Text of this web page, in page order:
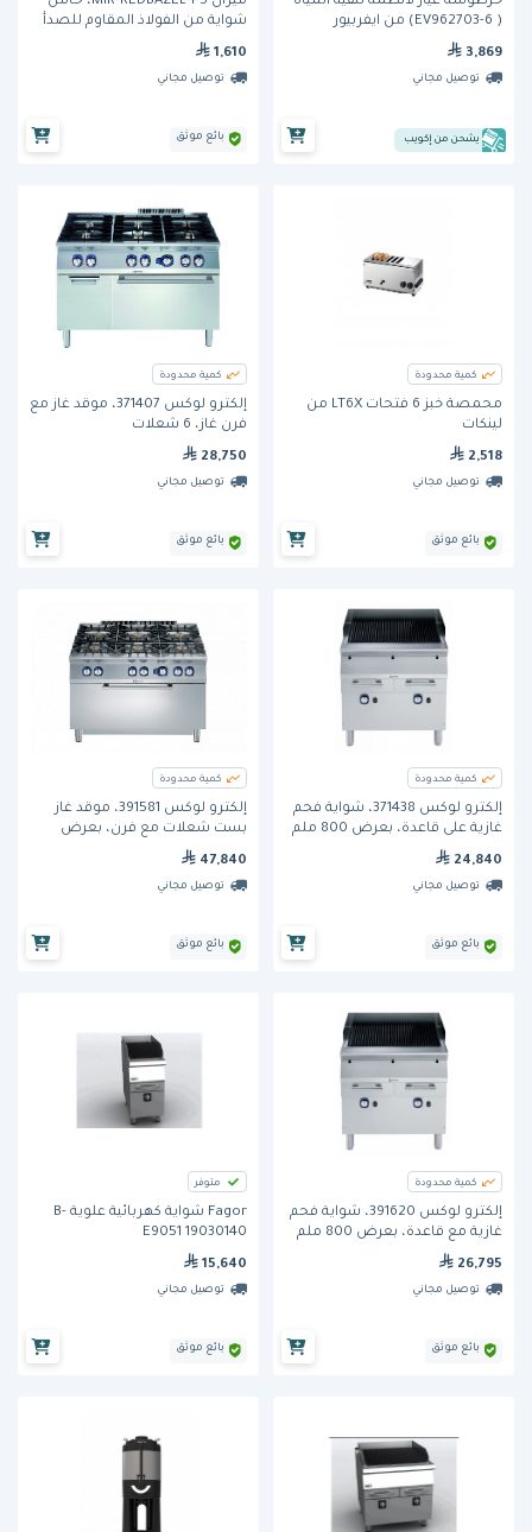
( 6-EV962703) من ايفربيور
3,869
توصيل مجاني
يشحن من إكويب
شواية من الفولاذ المقاوم للصدأ
1,610
توصيل مجاني
بائع موثق
كمية محدودة
محمصة خبز 6 فتحات LT6X من
لينكات
2,518
توصيل مجاني
بائع موثق
كمية محدودة
إلكترو لوكس 371407، موقد غاز مع
فرن غاز، 6 شعلات
28,750
توصيل مجاني
بائع موثق
كمية محدودة
إلكترو لوكس 371438، شواية فحم
غازية على قاعدة، بعرض 800 ملم
24,840
توصيل مجاني
بائع موثق
كمية محدودة
إلكترو لوكس 391581، موقد غاز
بست شعلات مع فرن، بعرض
47,840
توصيل مجاني
بائع موثق
كمية محدودة
إلكترو لوكس 391620، شواية فحم
غازية مع قاعدة، بعرض 800 ملم
26,795
توصيل مجاني
بائع موثق
متوفر
Fagor شواية كهربائية علوية B-
E9051 19030140
15,640
توصيل مجاني
بائع موثق